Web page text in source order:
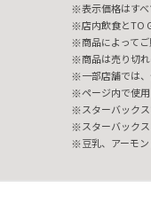
表示価格はす
店内飲食とTO
商品によって
商品は売り切れ
一部店舗では
ページ内で使
スターバック
スターバック
豆乳、アーモ